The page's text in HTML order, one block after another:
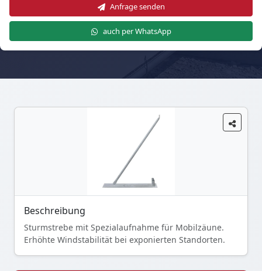
Anfrage senden
auch per WhatsApp
Beschreibung
Sturmstrebe mit Spezialaufnahme für Mobilzäune.
Erhöhte Windstabilität bei exponierten Standorten.